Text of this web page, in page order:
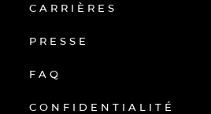
CARRIÈRES
PRESSE
FAQ
CONFIDENTIALITÉ